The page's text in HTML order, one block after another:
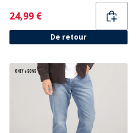
Current
24,99 €
De retour